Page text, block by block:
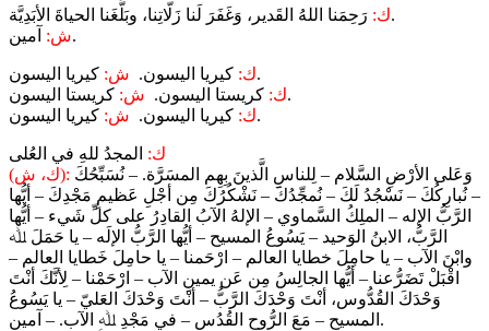
ك:رَحِمَنا اللهُ القَدير، وَغَفَرَ لَنا زَلّاتِنا، وبَلَّغَنا الحياةَ الأبَدِيَّة.
ش:آمين.
ك: كيريا اليسون. ش:
كيريا اليسون.
ك: كريستا اليسون. ش:
كريستا اليسون.
ك: كيريا اليسون. ش: كيريا اليسون.
ك: المجدُ للهِ في العُلى
(ك، ش): وَعَلى الأرْضِ السَّلام – لِلناسِ الَّذينَ بِهِم المسَرَّة. – نُسَبِّحُكَ
– نُبارِكُكَ – نَسْجُدُ لَكَ – نُمجِّدُكَ – نَشْكُرُكَ مِن أجْلِ عَظيمِ مَجْدِكَ – أيُّها
الرَّبُّ الإله – الملِكُ السَّماوي – الإلهُ الآبُ القادِرُ على كلِّ شَيء – أيُّها
الرَّبُّ، الابنُ الوَحيد – يَسُوعُ المسيح – أيُّها الرَّبُّ الإلَه – يا حَمَلَ ﷲ
وابْنَ الآب – يا حامِلَ خطايا العالم – ارْحَمنا – يا حامِلَ خَطايا العالم –
اقْبَلْ تَضَرُّعنا – أيُّها الجالِسُ مِن عَن يمينِ الآب – ارْحَمْنا – لِأنَّكَ أنْتَ
وَحْدَكَ القُدُّوس، أنْتَ وَحْدَكَ الرَّبُّ – أنْتَ وَحْدَكَ العَليّ – يا يَسُوعُ
المسيح – مَعَ الرُّوحِ القُدُس – في مَجْدِ ﷲِ الآب. – آمين.